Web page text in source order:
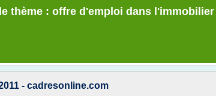
thème : offre d'emploi dans l'immobilier
- cadresonline.com